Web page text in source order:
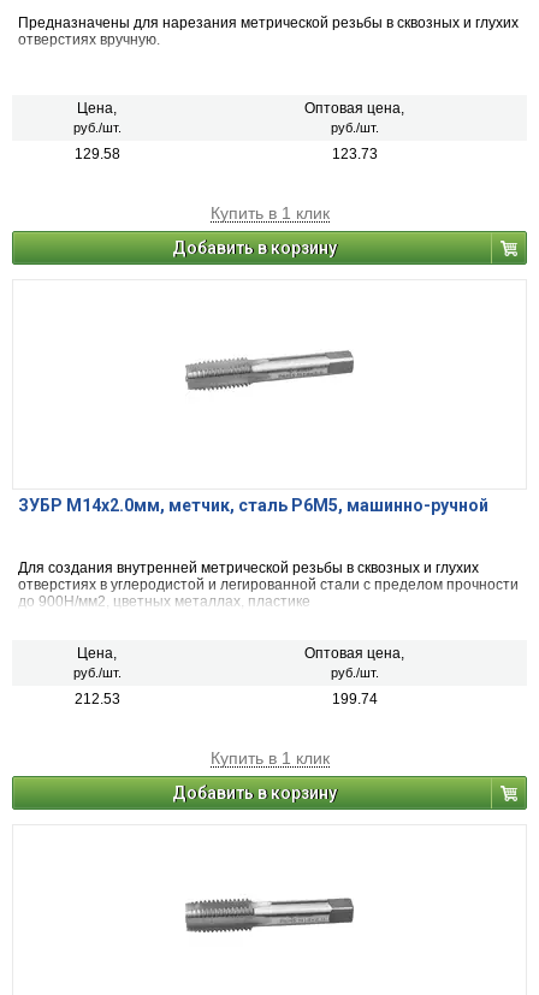
Предназначены для нарезания метрической резьбы в сквозных и глухих
отверстиях вручную.
Цена,
руб./шт.
Оптовая цена,
руб./шт.
129.58 123.73
Купить в 1 клик
Добавить в корзину
ЗУБР М14x2.0мм, метчик, сталь Р6М5, машинно-ручной
Для создания внутренней метрической резьбы в сквозных и глухих
отверстиях в углеродистой и легированной стали с пределом прочности
до 900Н/мм2, цветных металлах, пластике
Цена,
руб./шт.
Оптовая цена,
руб./шт.
212.53 199.74
Купить в 1 клик
Добавить в корзину